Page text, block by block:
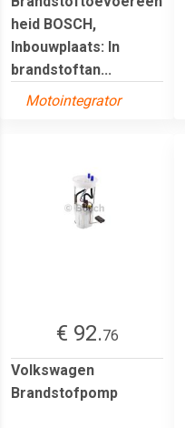
heid BOSCH,
Inbouwplaats: In
brandstoftan...
Motointegrator
€ 92.76
Volkswagen
Brandstofpomp